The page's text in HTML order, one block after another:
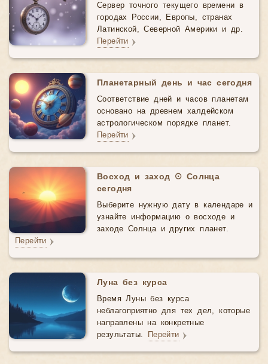
Сервер точного текущего времени в
городах России, Европы, странах
Латинской, Северной Америки и др.
Перейти
Планетарный день и час сегодня
Соответствие дней и часов планетам
основано на древнем халдейском
астрологическом порядке планет.
Перейти
Восход и заход ☉ Солнца
сегодня
Выберите нужную дату в календаре и
узнайте информацию о восходе и
заходе Солнца и других планет.
Перейти
Луна без курса
Время Луны без курса
неблагоприятно для тех дел, которые
направлены на конкретные
результаты. Перейти